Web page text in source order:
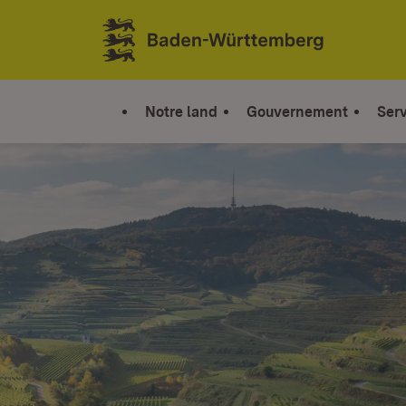
Sauter au contenu
Link zur Startseite
Notre land Gouvernement